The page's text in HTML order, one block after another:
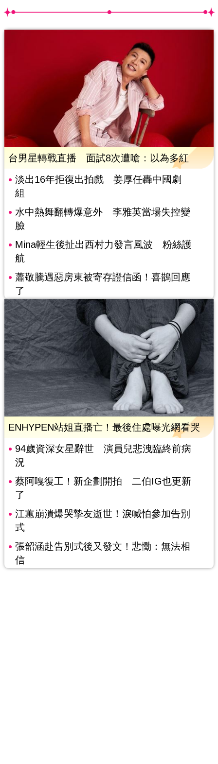
台男星轉戰直播 面試8次遭嗆：以為多紅
淡出16年拒復出拍戲 姜厚任轟中國劇
組
水中熱舞翻轉爆意外 李雅英當場失控變
臉
Mina輕生後扯出西村力發言風波 粉絲護
航
蕭敬騰遇惡房東被寄存證信函！喜鵲回應
了
ENHYPEN站姐直播亡！最後住處曝光網看哭
94歲資深女星辭世 演員兒悲洩臨終前病
況
蔡阿嘎復工！新企劃開拍 二伯IG也更新
了
江蕙崩潰爆哭摯友逝世！淚喊怕參加告別
式
張韶涵赴告別式後又發文！悲慟：無法相
信